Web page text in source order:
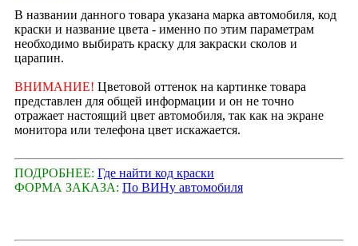
В названии данного товара указана марка автомобиля, код
краски и название цвета - именно по этим параметрам
необходимо выбирать краску для закраски сколов и
царапин.
ВНИМАНИЕ! Цветовой оттенок на картинке товара
представлен для общей информации и он не точно
отражает настоящий цвет автомобиля, так как на экране
монитора или телефона цвет искажается.
ПОДРОБНЕЕ: Где найти код краски
ФОРМА ЗАКАЗА: По ВИНу автомобиля